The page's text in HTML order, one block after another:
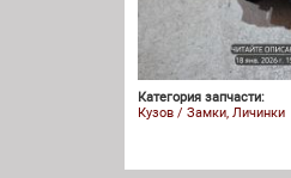
Категория запчасти:
Кузов / Замки, Личинки